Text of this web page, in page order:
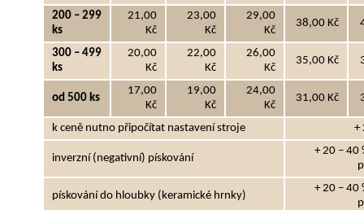
200 – 299
ks
21,00
Kč
23,00
Kč
29,00
Kč
38,00 Kč
300 – 499
ks
20,00
Kč
22,00
Kč
26,00
Kč
35,00 Kč
od 500 ks
17,00
Kč
19,00
Kč
24,00
Kč
31,00 Kč
k ceně nutno připočítat nastavení stroje +
inverzní (negativní) pískování
+ 20 – 40
pískování do hloubky (keramické hrnky)
+ 20 – 40